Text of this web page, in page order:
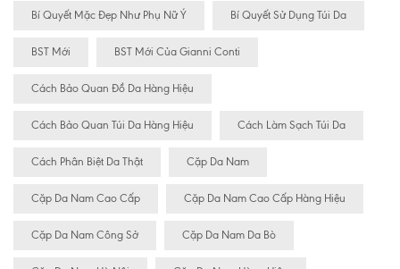
Bí Quyết Mặc Đẹp Như Phụ Nữ Ý Bí Quyết Sử Dụng Túi Da
BST Mới BST Mới Của Gianni Conti
Cách Bảo Quan Đồ Da Hàng Hiệu
Cách Bảo Quan Túi Da Hàng Hiệu Cách Làm Sạch Túi Da
Cách Phân Biệt Da Thật Cặp Da Nam
Cặp Da Nam Cao Cấp Cặp Da Nam Cao Cấp Hàng Hiệu
Cặp Da Nam Công Sở Cặp Da Nam Da Bò